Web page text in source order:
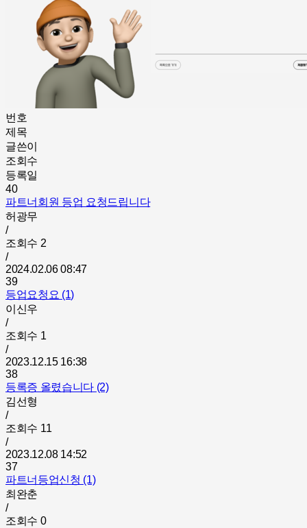
번호
제목
글쓴이
조회수
등록일
40
파트너회원 등업 요청드립니다
허광무
/
조회수 2
/
2024.02.06 08:47
39
등업요청요 (1)
이신우
/
조회수 1
/
2023.12.15 16:38
38
등록증 올렸습니다 (2)
김선형
/
조회수 11
/
2023.12.08 14:52
37
파트너등업신청 (1)
최완춘
/
조회수 0